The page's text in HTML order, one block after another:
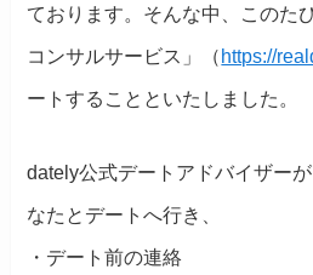
ております。そんな中、このた
コンサルサービス」（ https://
ートすることといたしました。
dately公式デートアドバイザー
なたとデートへ行き、
・デート前の連絡